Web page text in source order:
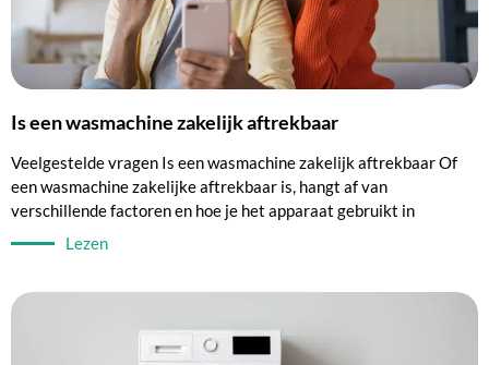
Is een wasmachine zakelijk aftrekbaar
Veelgestelde vragen Is een wasmachine zakelijk aftrekbaar Of
een wasmachine zakelijke aftrekbaar is, hangt af van
verschillende factoren en hoe je het apparaat gebruikt in
Lezen